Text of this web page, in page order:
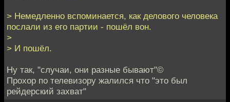
> Немедленно вспоминается, как делового человека
послали из его партии - пошёл вон.
>
> И пошёл.
Ну так, "случаи, они разные бывают"©
Прохор по телевизору жалился что "это был
рейдерский захват"